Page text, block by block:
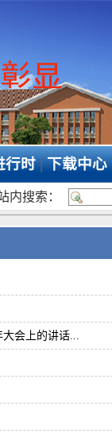
行时|下载中心
内搜索：
大会上的讲话...